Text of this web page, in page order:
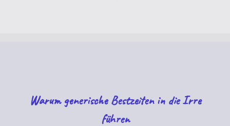
Warum generische Bestzeiten in die Irre
führen